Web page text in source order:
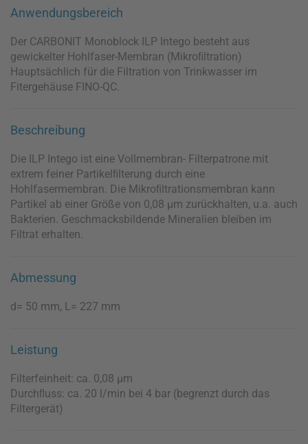
Anwendungsbereich
Der CARBONIT Monoblock ILP Intego besteht aus
gewickelter Hohlfaser-Membran (Mikroﬁltration)
Hauptsächlich für die Filtration von Trinkwasser im
Fitergehäuse FINO-QC.
Beschreibung
Die ILP Intego ist eine Vollmembran- Filterpatrone mit
extrem feiner Partikelﬁlterung durch eine
Hohlfasermembran. Die Mikroﬁltrationsmembran kann
Partikel ab einer Größe von 0,08 µm zurückhalten, u.a. auch
Bakterien. Geschmacksbildende Mineralien bleiben im
Filtrat erhalten.
Abmessung
d= 50 mm, L= 227 mm
Leistung
Filterfeinheit: ca. 0,08 µm
Durchﬂuss: ca. 20 l/min bei 4 bar (begrenzt durch das
Filtergerät)